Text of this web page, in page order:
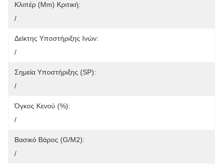
Κλιπέρ (mm) Κριτική:
/
Δείκτης Υποστήριξης Ινών:
/
Σημεία Υποστήριξης (SP):
/
Όγκος Κενού (%):
/
Βασικό Βάρος (g/m2):
/